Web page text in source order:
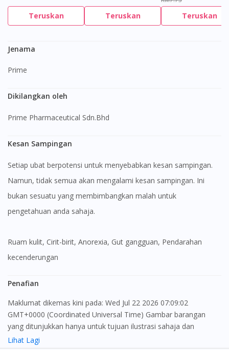
Visit DoctorOnCall Singapore
You seem to be shopping from Singapore
Teruskan Teruskan Teruskan
Jenama
Prime
Dikilangkan oleh
Prime Pharmaceutical Sdn.Bhd
Kesan Sampingan
Setiap ubat berpotensi untuk menyebabkan kesan sampingan.
Namun, tidak semua akan mengalami kesan sampingan. Ini
bukan sesuatu yang membimbangkan malah untuk
pengetahuan anda sahaja.
Ruam kulit, Cirit-birit, Anorexia, Gut gangguan, Pendarahan
kecenderungan
Penafian
Maklumat dikemas kini pada: Wed Jul 22 2026 07:09:02
GMT+0000 (Coordinated Universal Time) Gambar barangan
yang ditunjukkan hanya untuk tujuan ilustrasi sahaja dan
mungkin tidak seperti produk yang sebenar
Lihat Lagi